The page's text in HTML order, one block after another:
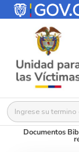
Buscar:
Documentos